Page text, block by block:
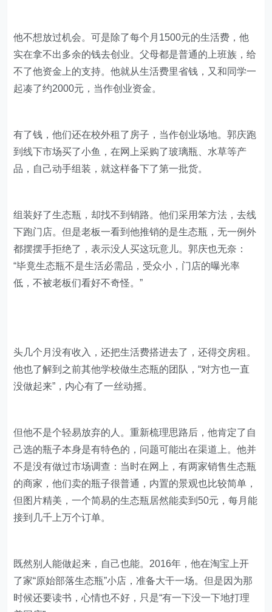
他不想放过机会。可是除了每个月1500元的生活费，他
实在拿不出多余的钱去创业。父母都是普通的上班族，给
不了他资金上的支持。他就从生活费里省钱，又和同学一
起凑了约2000元，当作创业资金。
有了钱，他们还在校外租了房子，当作创业场地。郭庆跑
到线下市场买了小鱼，在网上采购了玻璃瓶、水草等产
品，自己动手组装，就这样备下了第一批货。
组装好了生态瓶，却找不到销路。他们采用笨方法，去线
下跑门店。但是老板一看到他推销的是生态瓶，无一例外
都摆摆手拒绝了，表示没人买这玩意儿。郭庆也无奈：
“毕竟生态瓶不是生活必需品，受众小，门店的曝光率
低，不被老板们看好不奇怪。”
头几个月没有收入，还把生活费搭进去了，还得交房租。
他也了解到之前其他学校做生态瓶的团队，“对方也一直
没做起来”，内心有了一丝动摇。
但他不是个轻易放弃的人。重新梳理思路后，他肯定了自
己选的瓶子本身是有特色的，问题可能出在渠道上。他并
不是没有做过市场调查：当时在网上，有两家销售生态瓶
的商家，他们卖的瓶子很普通，内置的景观也比较简单，
但图片精美，一个简易的生态瓶居然能卖到50元，每月能
接到几千上万个订单。
既然别人能做起来，自己也能。2016年，他在淘宝上开
了家“原始部落生态瓶”小店，准备大干一场。但是因为那
时候还要读书，心情也不好，只是“有一下没一下地打理